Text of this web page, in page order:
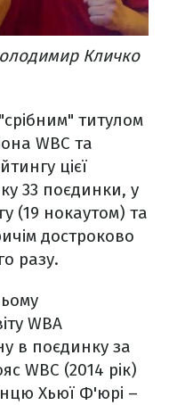
Кличко
титулом
WBC та
цієї
33 поєдинки, у
(19 нокаутом) та
достроково
разу.
WBA
в поєдинку за
WBC (2014 рік)
Хьюї Ф'юрі –